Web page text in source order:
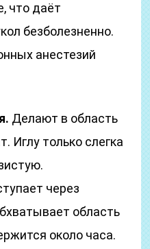
что даёт
безболезненно.
анестезий
Делают в область
Иглу только слегка
через
область
около часа.